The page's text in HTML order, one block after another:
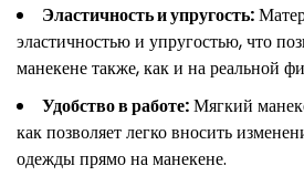
Эластичность и упругость:
эластичностью и упругостью, что
манекене также, как и на реальной
Удобство в работе:Мягкий
как позволяет легко вносить
одежды прямо на манекене.